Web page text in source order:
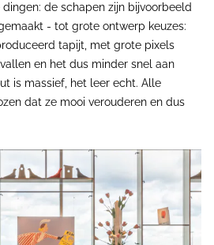
de schapen zijn bijvoorbeeld
- tot grote ontwerp keuzes:
tapijt, met grote pixels
en het dus minder snel aan
is massief, het leer echt. Alle
dat ze mooi verouderen en dus